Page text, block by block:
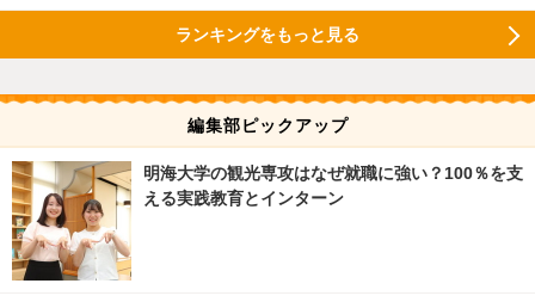
ランキングをもっと見る
編集部ピックアップ
明海大学の観光専攻はなぜ就職に強い？100％を支
える実践教育とインターン